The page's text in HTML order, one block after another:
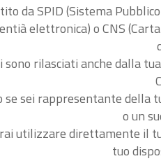
da SPID (Sistema
elettronica) o CNS
rilasciati anche dalla
se sei rappresentante della
o un
utilizzare direttamente il
tuo